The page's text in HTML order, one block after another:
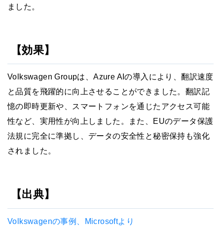
ました。
【効果】
Volkswagen Groupは、Azure AIの導入により、翻訳速度
と品質を飛躍的に向上させることができました。翻訳記
憶の即時更新や、スマートフォンを通じたアクセス可能
性など、実用性が向上しました。また、EUのデータ保護
法規に完全に準拠し、データの安全性と秘密保持も強化
されました。
【出典】
Volkswagenの事例、Microsoftより